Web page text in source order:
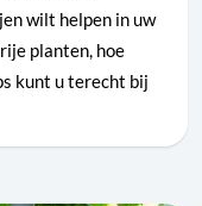
wilt helpen in uw
planten, hoe
kunt u terecht bij